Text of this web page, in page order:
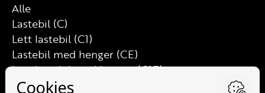
Alle
Lastebil (C)
Lett lastebil (C1)
Lastebil med henger (CE)
Lett lastebil med henger (C1E)
Buss (D)